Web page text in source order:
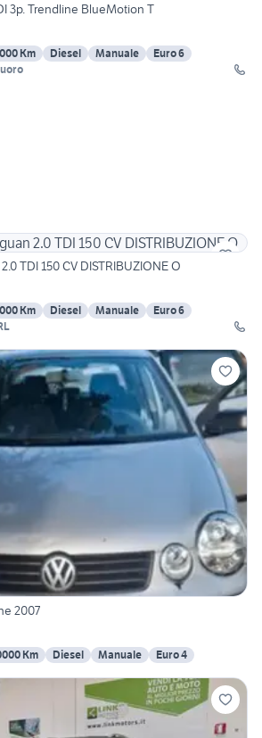
3p. Trendline BlueMotion T
Km Diesel Manuale
Euro 6
TDI 150 CV DISTRIBUZIONE O
Km Diesel Manuale
Euro 6
2007
Km Diesel Manuale Euro 4